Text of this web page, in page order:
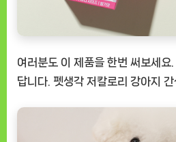
여러분도 이 제품을 한번 써보세
답니다. 펫생각 저칼로리 강아지 간